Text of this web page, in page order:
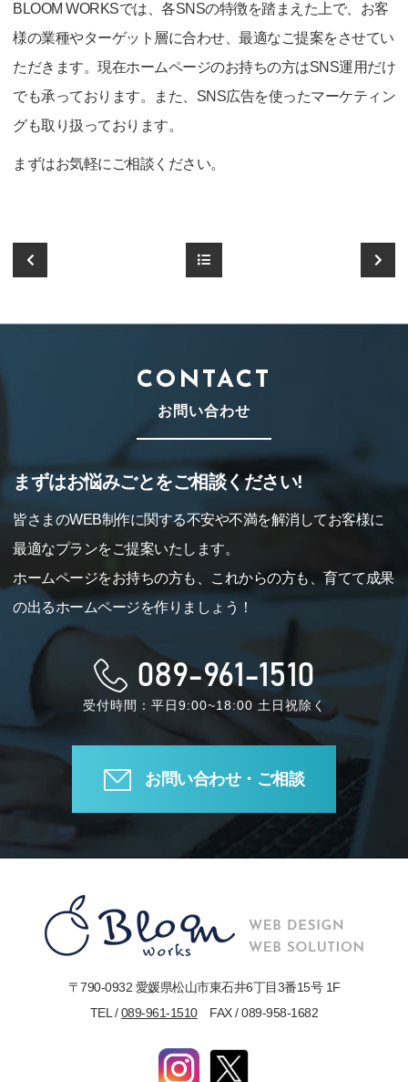
BLOOM WORKSでは、各SNSの特徴を踏まえた上で、お客
様の業種やターゲット層に合わせ、最適なご提案をさせてい
ただきます。現在ホームページのお持ちの方はSNS運用だけ
でも承っております。また、SNS広告を使ったマーケティン
グも取り扱っております。
まずはお気軽にご相談ください。
CONTACT
お問い合わせ
まずはお悩みごとをご相談ください!
皆さまのWEB制作に関する不安や不満を解消してお客様に
最適なプランをご提案いたします。
ホームページをお持ちの方も、これからの方も、育てて成果
の出るホームページを作りましょう！
089-961-1510
受付時間：平日9:00~18:00 土日祝除く
お問い合わせ・ご相談
〒790-0932 愛媛県松山市東石井6丁目3番15号 1F
TEL /089-961-1510FAX / 089-958-1682